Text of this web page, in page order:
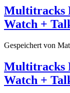
Multitracks
Watch +
Gespeichert von
Multitracks
Watch +